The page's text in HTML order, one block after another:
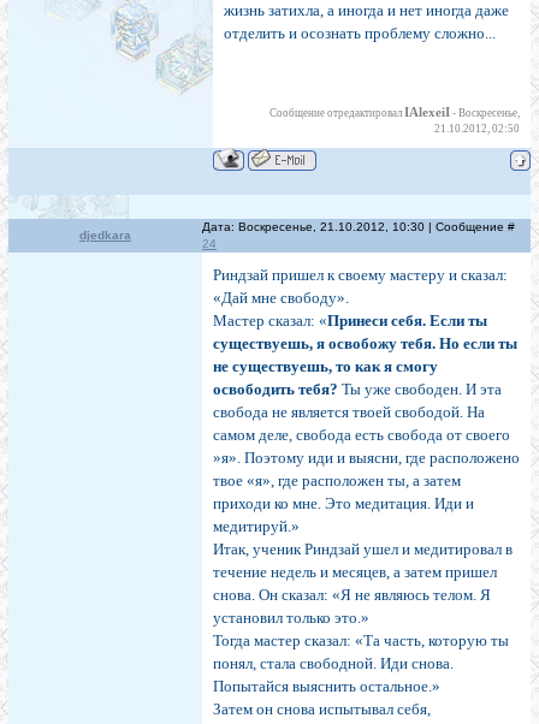
жизнь затихла, а иногда и нет иногда даже
отделить и осознать проблему сложно...
Сообщение отредактировал IAlexeiI - Воскресенье,
21.10.2012, 02:50
djedkara
Дата: Воскресенье, 21.10.2012, 10:30 | Сообщение #
24
Риндзай пришел к своему мастеру и сказал:
«Дай мне свободу».
Мастер сказал: «Принеси себя. Если ты
существуешь, я освобожу тебя. Но если ты
не существуешь, то как я смогу
освободить тебя? Ты уже свободен. И эта
свобода не является твоей свободой. На
самом деле, свобода есть свобода от своего
»я». Поэтому иди и выясни, где расположено
твое «я», где расположен ты, а затем
приходи ко мне. Это медитация. Иди и
медитируй.»
Итак, ученик Риндзай ушел и медитировал в
течение недель и месяцев, а затем пришел
снова. Он сказал: «Я не являюсь телом. Я
установил только это.»
Тогда мастер сказал: «Та часть, которую ты
понял, стала свобод­ной. Иди снова.
Попытайся выяснить остальное.»
Затем он снова испытывал себя,